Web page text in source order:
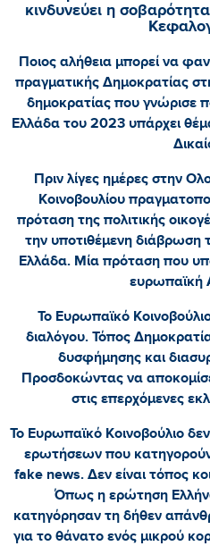
κινδυνεύει η
Ποιος αλήθεια μπορεί να
πραγματικής Δημοκρατίας
δημοκρατίας που γνώρισε
Ελλάδα του 2023 υπάρχει
Πριν λίγες ημέρες στην
Κοινοβουλίου
πρόταση της πολιτικής
την υποτιθέμενη διάβρωση
Ελλάδα. Μία πρόταση που
ευρωπαϊκή
Το Ευρωπαϊκό
διαλόγου. Τόπος
δυσφήμησης και
Προσδοκώντας να
στις επερχόμενες
Το Ευρωπαϊκό Κοινοβούλιο
ερωτήσεων που
fake news. Δεν είναι τόπος
Όπως η ερώτηση
κατηγόρησαν τη δήθεν
για το θάνατο ενός μικρού